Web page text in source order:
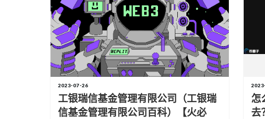
2023-07-26
工银瑞信基金管理有限公司（工银瑞
信基金管理有限公司百科）【火必
怎
去